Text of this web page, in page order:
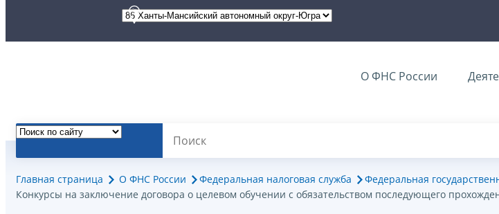
О ФНС России
Главная страница О ФНС России Федеральная налоговая служба
Федеральная
Конкурсы на заключение договора о целевом обучении с обязательством последующего